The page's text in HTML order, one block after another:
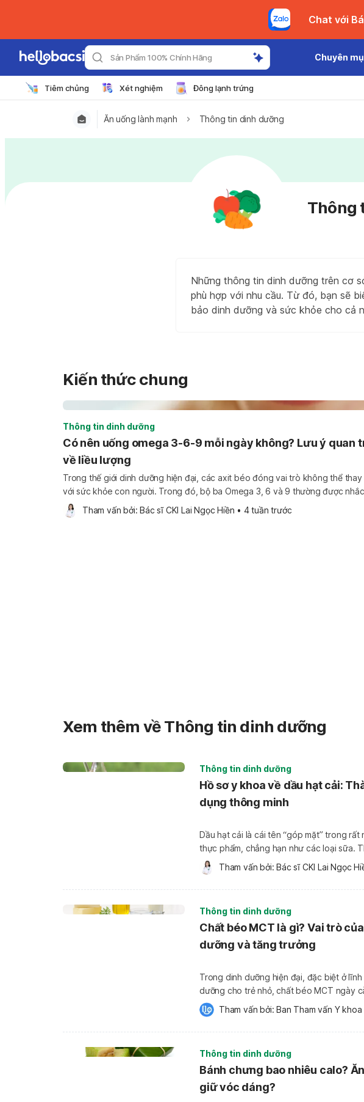
Sản Phẩm 100% Chính Hãng Chuyên
Tiêm chủng Xét nghiệm Đông lạnh trứng
Ăn uống lành mạnh Thông tin dinh dưỡng
Thông
Những thông tin dinh dưỡng trên cơ
phù hợp với nhu cầu. Từ đó, bạn sẽ
bảo dinh dưỡng và sức khỏe cho cả
Kiến thức chung
Thông tin dinh dưỡng
Có nên uống omega 3-6-9 mỗi ngày không? Lưu ý quan
về liều lượng
Trong thế giới dinh dưỡng hiện đại, các axit béo đóng vai trò không thể thay
với sức khỏe con người. Trong đó, bộ ba Omega 3, 6 và 9 thường được
"chìa khóa vàng" cho tim mạch, não bộ và làn da. Tuy nhiên, giữa hàng loạt
[…]
Tham vấn bởi: Bác sĩ CKI Lai Ngọc Hiền • 4 tuần trước
Xem thêm về Thông tin dinh dưỡng
Thông tin dinh dưỡng
Hồ sơ y khoa về dầu hạt cải:
dụng thông minh
Dầu hạt cải là cái tên “góp mặt” trong rất
thực phẩm, chẳng hạn như các loại sữa.
phần này mang đến lợi ích gì cho sức
phẩm, chẳng hạn như […]
Tham vấn bởi: Bác sĩ CKI Lai Ngọc
Thông tin dinh dưỡng
Chất béo MCT là gì? Vai trò
dưỡng và tăng trưởng
Trong dinh dưỡng hiện đại, đặc biệt ở
dưỡng cho trẻ nhỏ, chất béo MCT ngày
năng lượng dễ hấp thu. Tuy nhiên, không
gì so với chất béo thông thường […]
Tham vấn bởi: Ban Tham vấn Y khoa
Thông tin dinh dưỡng
Bánh chưng bao nhiêu calo?
giữ vóc dáng?